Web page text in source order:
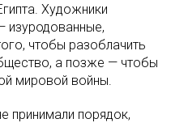
Художники
изуродованные,
чтобы разоблачить
а позже — чтобы
мировой войны.
принимали порядок,